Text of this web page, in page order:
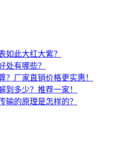
如此大红大紫？
处有哪些？
？厂家直销价格更实惠！
到多少？推荐一家！
输的原理是怎样的？